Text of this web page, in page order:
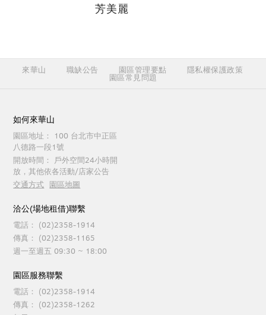
芳美麗
來華山 職缺公告 園區管理要點 隱私權保護政策
園區常見問題
如何來華山
園區地址：
100 台北市中正區
八德路一段1號
開放時間：
戶外空間24小時開
放，其他依各活動/店家公告
交通方式 園區地圖
洽公(場地租借)聯繫
電話：
(02)2358-1914
傳真：
(02)2358-1165
週一至週五 09:30 ~ 18:00
園區服務聯繫
電話：
(02)2358-1914
傳真：
(02)2358-1262